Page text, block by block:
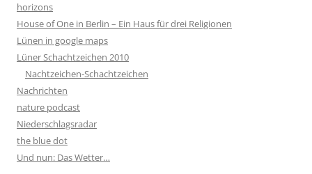
horizons
House of One in Berlin – Ein Haus für drei Religionen
Lünen in google maps
Lüner Schachtzeichen 2010
Nachtzeichen-Schachtzeichen
Nachrichten
nature podcast
Niederschlagsradar
the blue dot
Und nun: Das Wetter…